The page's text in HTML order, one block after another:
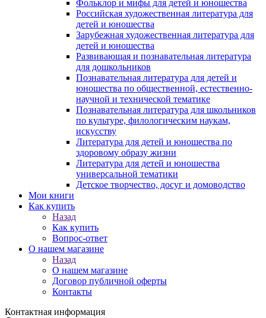
Фольклор и мифы для детей и юношества
Российская художественная литература для
детей и юношества
Зарубежная художественная литература для
детей и юношества
Развивающая и познавательная литература
для дошкольников
Познавательная литература для детей и
юношества по общественной, естественно-
научной и технической тематике
Познавательная литература для школьников
по культуре, филологическим наукам,
искусству
Литература для детей и юношества по
здоровому образу жизни
Литература для детей и юношества
универсальной тематики
Детское творчество, досуг и домоводство
Мои книги
Как купить
Назад
Как купить
Вопрос-ответ
О нашем магазине
Назад
О нашем магазине
Договор публичной оферты
Контакты
Контактная информация